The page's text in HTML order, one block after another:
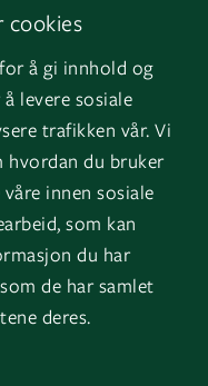
cookies
å gi innhold og
levere sosiale
trafikken vår. Vi
hvordan du bruker
innen sosiale
som kan
du har
de har samlet
deres.
os
tjenester